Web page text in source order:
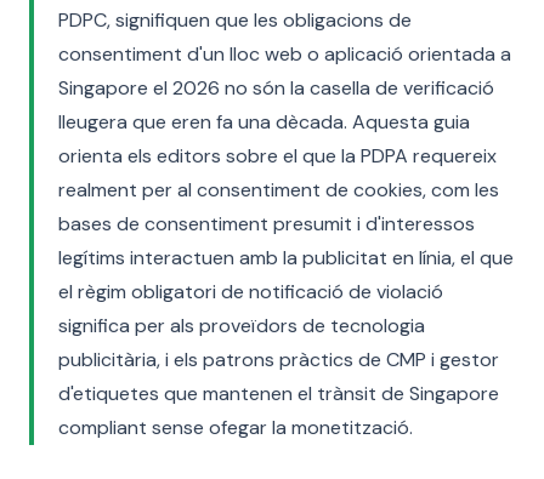
PDPC, signifiquen que les obligacions de
consentiment d'un lloc web o aplicació orientada a
Singapore el 2026 no són la casella de verificació
lleugera que eren fa una dècada. Aquesta guia
orienta els editors sobre el que la PDPA requereix
realment per al consentiment de cookies, com les
bases de consentiment presumit i d'interessos
legítims interactuen amb la publicitat en línia, el que
el règim obligatori de notificació de violació
significa per als proveïdors de tecnologia
publicitària, i els patrons pràctics de CMP i gestor
d'etiquetes que mantenen el trànsit de Singapore
compliant sense ofegar la monetització.